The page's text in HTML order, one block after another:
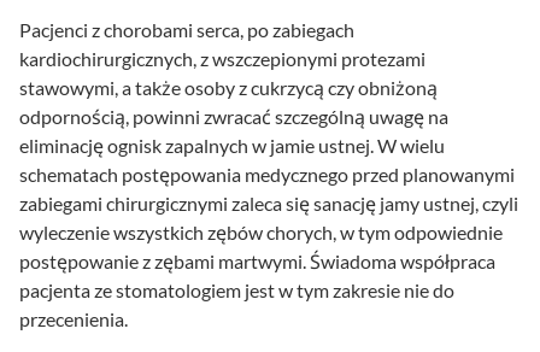
Pacjenci z chorobami serca, po zabiegach
kardiochirurgicznych, z wszczepionymi protezami
stawowymi, a także osoby z cukrzycą czy obniżoną
odpornością, powinni zwracać szczególną uwagę na
eliminację ognisk zapalnych w jamie ustnej. W wielu
schematach postępowania medycznego przed planowanymi
zabiegami chirurgicznymi zaleca się sanację jamy ustnej, czyli
wyleczenie wszystkich zębów chorych, w tym odpowiednie
postępowanie z zębami martwymi. Świadoma współpraca
pacjenta ze stomatologiem jest w tym zakresie nie do
przecenienia.